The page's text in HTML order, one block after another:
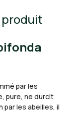
par les
pure, ne durcit
par les abeilles, il